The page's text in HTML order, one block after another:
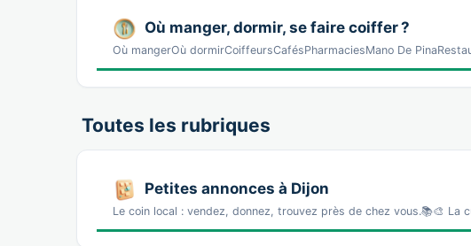
Où manger, dormir, se faire coiffer ?
Où mangerOù dormirCoiffeursCafésPharmaciesMano De
Toutes les rubriques
Petites annonces à Dijon
Le coin local : vendez, donnez, trouvez près de chez vous.📚🎨 La